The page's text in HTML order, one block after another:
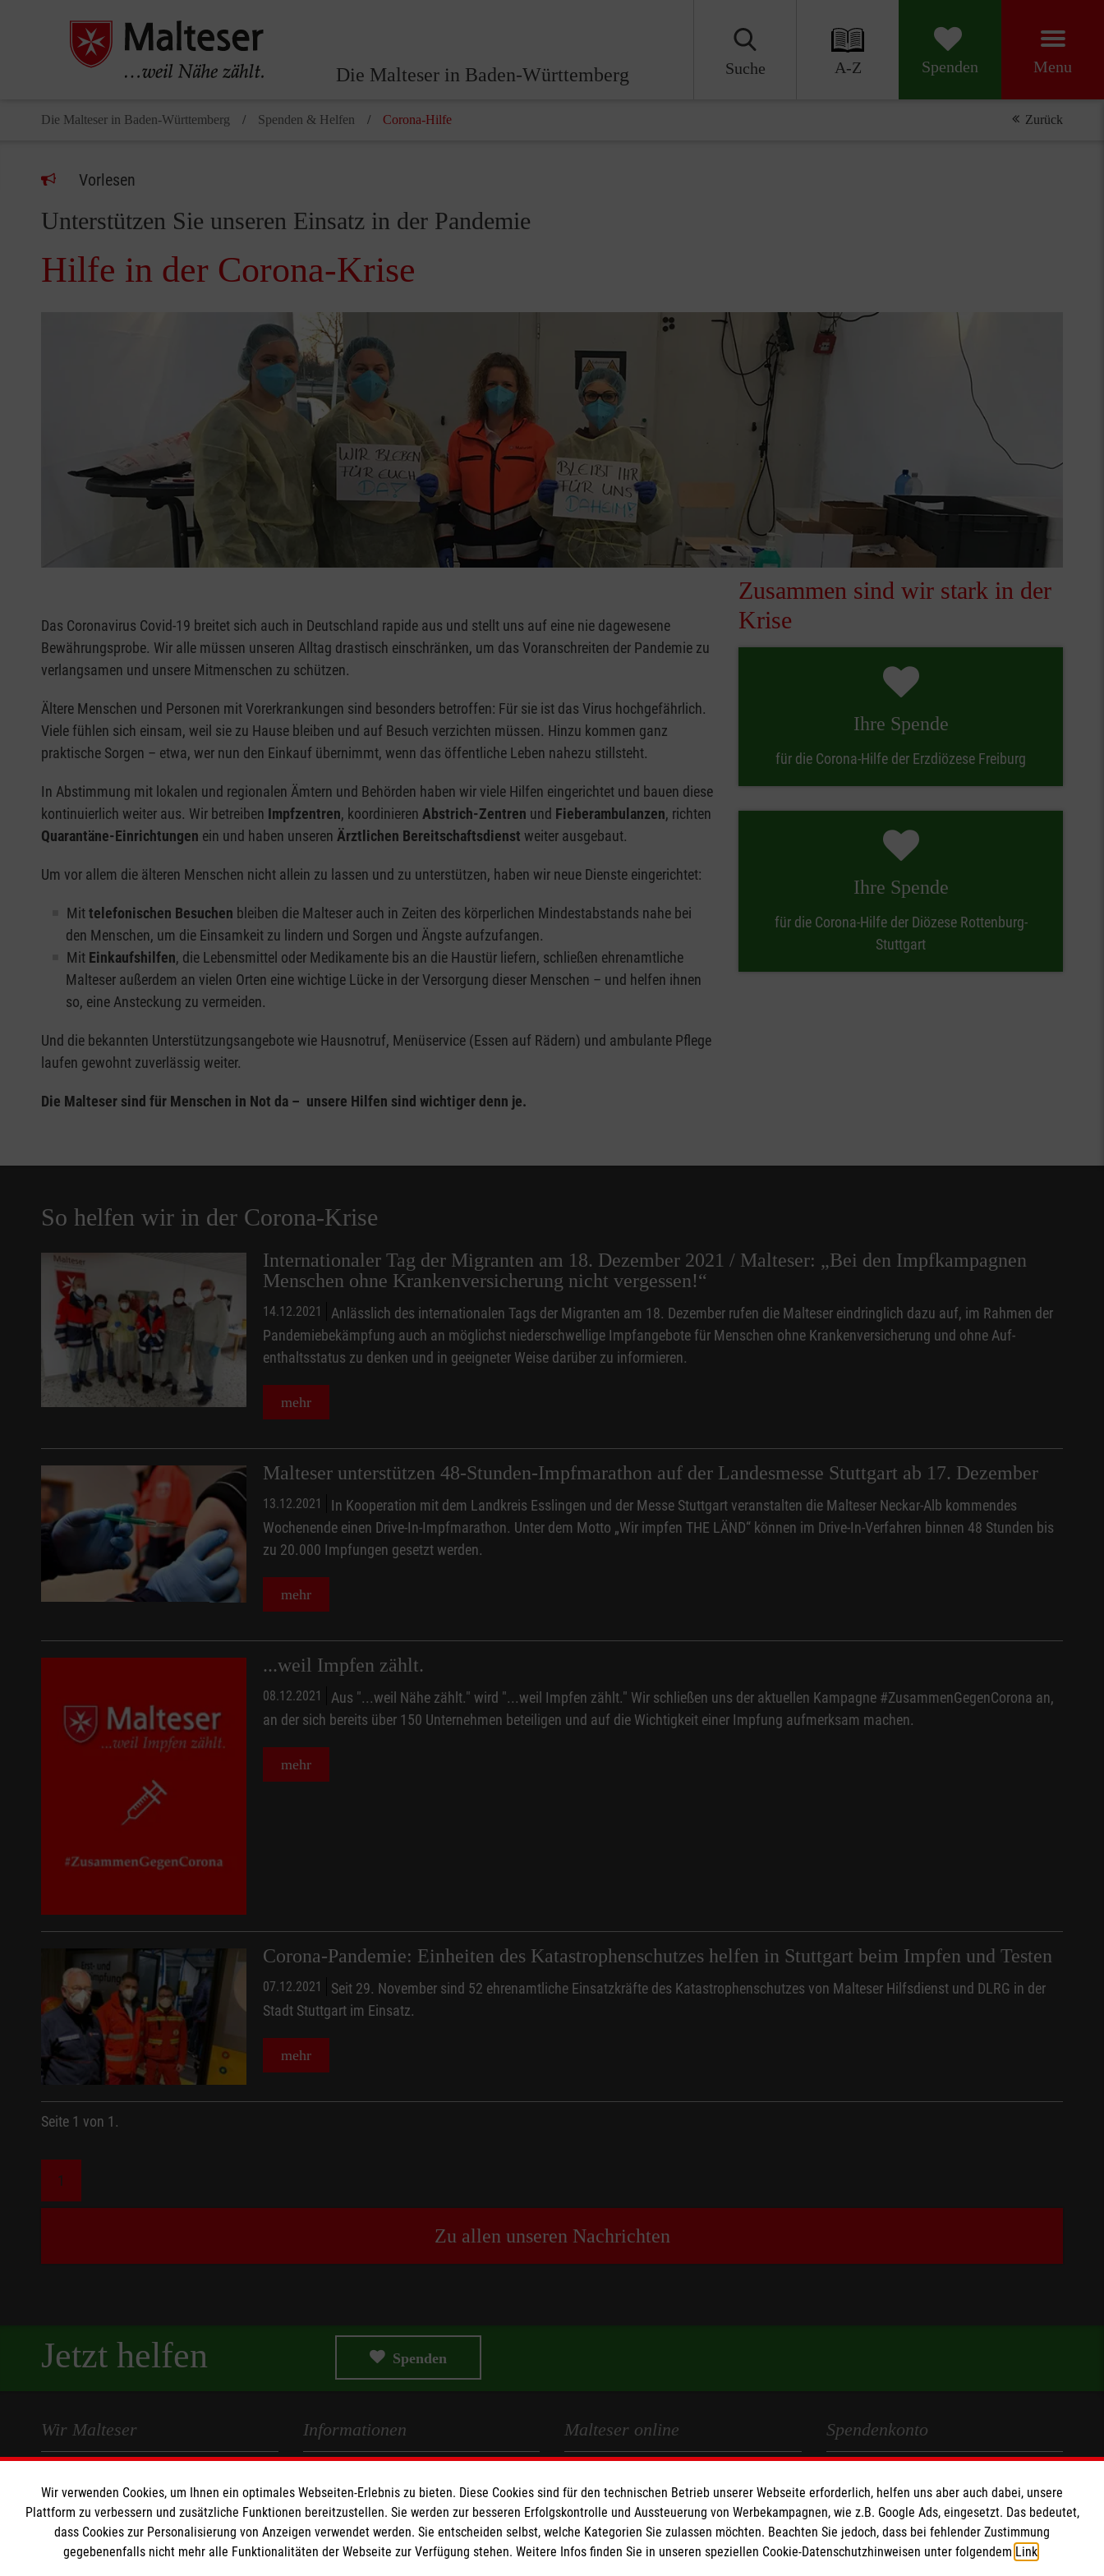
Die Malteser in Baden-Württemberg Suche A-Z Spenden Menu
Die Malteser in Baden-Württemberg Spenden & Helfen Corona-Hilfe Zurück
Vorlesen
Unterstützen Sie unseren Einsatz in der Pandemie
Hilfe in der Corona-Krise
Das Coronavirus Covid-19 breitet sich auch in Deutschland rapide aus und stellt uns auf eine nie dagewesene
Bewährungsprobe. Wir alle müssen unseren Alltag drastisch einschränken, um das Voranschreiten der Pandemie zu
verlangsamen und unsere Mitmenschen zu schützen.
Ältere Menschen und Personen mit Vorerkrankungen sind besonders betroffen: Für sie ist das Virus hochgefährlich.
Viele fühlen sich einsam, weil sie zu Hause bleiben und auf Besuch verzichten müssen. Hinzu kommen ganz
praktische Sorgen – etwa, wer nun den Einkauf übernimmt, wenn das öffentliche Leben nahezu stillsteht.
In Abstimmung mit lokalen und regionalen Ämtern und Behörden haben wir viele Hilfen eingerichtet und bauen diese
kontinuierlich weiter aus. Wir betreiben Impfzentren, koordinieren Abstrich-Zentren und Fieberambulanzen, richten
Quarantäne-Einrichtungen ein und haben unseren Ärztlichen Bereitschaftsdienst weiter ausgebaut.
Um vor allem die älteren Menschen nicht allein zu lassen und zu unterstützen, haben wir neue Dienste eingerichtet:
Mittelefonischen Besuchen bleiben die Malteser auch in Zeiten des körperlichen Mindestabstands nahe bei
den Menschen, um die Einsamkeit zu lindern und Sorgen und Ängste aufzufangen.
Mit Einkaufshilfen, die Lebensmittel oder Medikamente bis an die Haustür liefern, schließen ehrenamtliche
Malteser außerdem an vielen Orten eine wichtige Lücke in der Versorgung dieser Menschen – und helfen ihnen
so, eine Ansteckung zu vermeiden.
Und die bekannten Unterstützungsangebote wie Hausnotruf, Menüservice (Essen auf Rädern) und ambulante Pflege
laufen gewohnt zuverlässig weiter.
Die Malteser sind für Menschen in Not da – unsere Hilfen sind wichtiger denn je.
Zusammen sind wir stark in der
Krise
Ihre Spende
für die Corona-Hilfe der Erzdiözese Freiburg
Ihre Spende
für die Corona-Hilfe der Diözese Rottenburg-
Stuttgart
So helfen wir in der Corona-Krise
Internationaler Tag der Migranten am 18. Dezember 2021 / Malteser: „Bei den Impfkampagnen
Menschen ohne Krankenversicherung nicht vergessen!“
14.12.2021
Anlässlich des internationalen Tags der Migranten am 18. Dezember rufen die Malteser eindringlich dazu auf, im Rahmen der
Pandemiebekämpfung auch an möglichst niederschwellige Impfangebote für Menschen ohne Krankenversicherung und ohne Auf-
enthaltsstatus zu denken und in geeigneter Weise darüber zu informieren.
mehr
Malteser unterstützen 48-Stunden-Impfmarathon auf der Landesmesse Stuttgart ab 17. Dezember
13.12.2021
In Kooperation mit dem Landkreis Esslingen und der Messe Stuttgart veranstalten die Malteser Neckar-Alb kommendes
Wochenende einen Drive-In-Impfmarathon. Unter dem Motto „Wir impfen THE LÄND“ können im Drive-In-Verfahren binnen 48 Stunden bis
zu 20.000 Impfungen gesetzt werden.
mehr
...weil Impfen zählt.
08.12.2021
Aus "...weil Nähe zählt." wird "...weil Impfen zählt." Wir schließen uns der aktuellen Kampagne #ZusammenGegenCorona an,
an der sich bereits über 150 Unternehmen beteiligen und auf die Wichtigkeit einer Impfung aufmerksam machen.
mehr
Corona-Pandemie: Einheiten des Katastrophenschutzes helfen in Stuttgart beim Impfen und Testen
07.12.2021
Seit 29. November sind 52 ehrenamtliche Einsatzkräfte des Katastrophenschutzes von Malteser Hilfsdienst und DLRG in der
Stadt Stuttgart im Einsatz.
mehr
Seite 1 von 1.
1
Zu allen unseren Nachrichten
Jetzt helfen Spenden
Wir Malteser
Spenden und Helfen
Unsere Standorte
Informationen
Presse und Medien
Datenschutz
Malteser online
Malteser Jugend
Sharepoint
Spendenkonto
IBAN: DE90 6005 0101 0001 2706 88
BIC: SOLADEST600
Wir verwenden Cookies, um Ihnen ein optimales Webseiten-Erlebnis zu bieten. Diese Cookies sind für den technischen Betrieb unserer Webseite erforderlich, helfen uns aber auch dabei, unsere
Plattform zu verbessern und zusätzliche Funktionen bereitzustellen. Sie werden zur besseren Erfolgskontrolle und Aussteuerung von Werbekampagnen, wie z.B. Google Ads, eingesetzt. Das bedeutet,
dass Cookies zur Personalisierung von Anzeigen verwendet werden. Sie entscheiden selbst, welche Kategorien Sie zulassen möchten. Beachten Sie jedoch, dass bei fehlender Zustimmung
gegebenenfalls nicht mehr alle Funktionalitäten der Webseite zur Verfügung stehen. Weitere Infos finden Sie in unseren speziellen Cookie-Datenschutzhinweisen unter folgendem Link